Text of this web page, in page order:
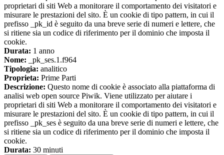
proprietari di siti Web a monitorare il comportamento dei visitatori e
misurare le prestazioni del sito. È un cookie di tipo pattern, in cui il
prefisso _pk_id è seguito da una breve serie di numeri e lettere, che
si ritiene sia un codice di riferimento per il dominio che imposta il
cookie.
Durata: 1 anno
Nome: _pk_ses.1.f964
Tipologia: analitico
Proprieta: Prime Parti
Descrizione: Questo nome di cookie è associato alla piattaforma di
analisi web open source Piwik. Viene utilizzato per aiutare i
proprietari di siti Web a monitorare il comportamento dei visitatori e
misurare le prestazioni del sito. È un cookie di tipo pattern, in cui il
prefisso _pk_ses è seguito da una breve serie di numeri e lettere, che
si ritiene sia un codice di riferimento per il dominio che imposta il
cookie.
Durata: 30 minuti